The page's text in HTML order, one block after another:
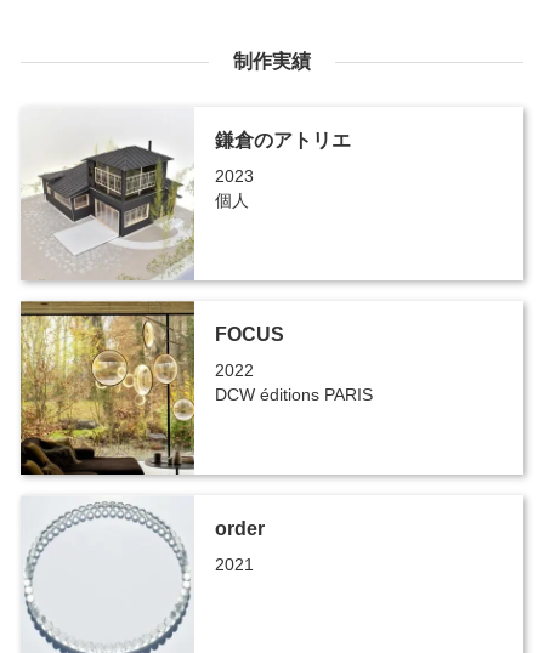
制作実績
鎌倉のアトリエ
2023
個人
FOCUS
2022
DCW éditions PARIS
order
2021